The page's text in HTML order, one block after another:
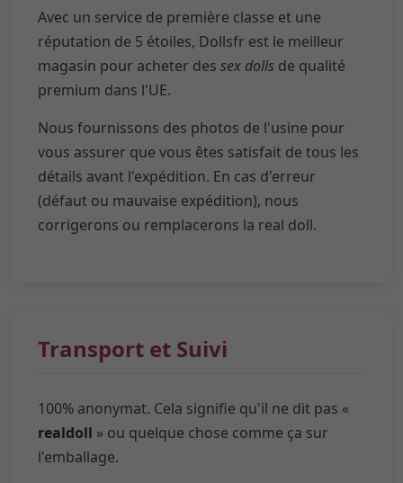
Avec un service de première classe et une
réputation de 5 étoiles, Dollsfr est le meilleur
magasin pour acheter des sex dolls de qualité
premium dans l'UE.
Nous fournissons des photos de l'usine pour
vous assurer que vous êtes satisfait de tous les
détails avant l'expédition. En cas d'erreur
(défaut ou mauvaise expédition), nous
corrigerons ou remplacerons la real doll.
Transport et Suivi
100% anonymat. Cela signifie qu'il ne dit pas «
realdoll » ou quelque chose comme ça sur
l'emballage.